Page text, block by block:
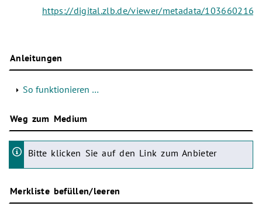
https://digital.zlb.de/viewer/metadata/
Anleitungen
So funktionieren …
Weg zum Medium
Bitte klicken Sie auf den Link zum Anbieter
Merkliste befüllen/leeren